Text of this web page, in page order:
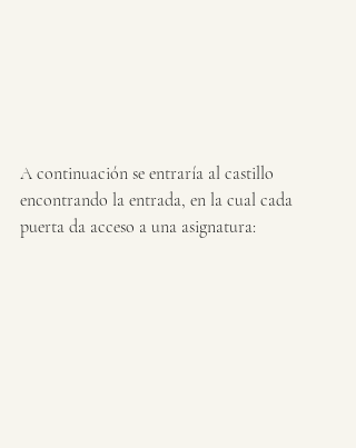
A continuación se entraría al castillo
encontrando la entrada, en la cual cada
puerta da acceso a una asignatura: